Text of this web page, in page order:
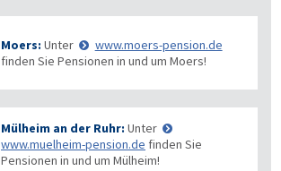
Moers: Unter
www.moers-pension.de
finden Sie Pensionen in und um Moers!
Mülheim an der Ruhr: Unter
www.muelheim-pension.de finden Sie
Pensionen in und um Mülheim!